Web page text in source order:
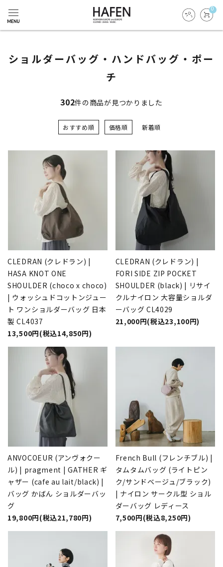
0
ショルダーバッグ・ハンドバッグ・ポー
チ
302件の商品が見つかりました
おすすめ順 価格順 新着順
CLEDRAN (クレドラン) |
HASA KNOT ONE
SHOULDER (choco x choco)
| ウォッシュドコットンジュー
ト ワンショルダーバッグ 日本
製 CL4037
13,500円(税込14,850円)
CLEDRAN (クレドラン) |
FORI SIDE ZIP POCKET
SHOULDER (black) | リサイ
クルナイロン 大容量ショルダ
ーバッグ CL4029
21,000円(税込23,100円)
ANVOCOEUR (アンヴォクー
ル) | pragment | GATHER ギ
ャザー (cafe au lait/black) |
バッグ かばん ショルダーバッ
グ
19,800円(税込21,780円)
French Bull (フレンチブル) |
タムタムバッグ (ライトピン
ク/サンドベージュ/ブラック)
| ナイロン サークル型 ショル
ダーバッグ レディース
7,500円(税込8,250円)